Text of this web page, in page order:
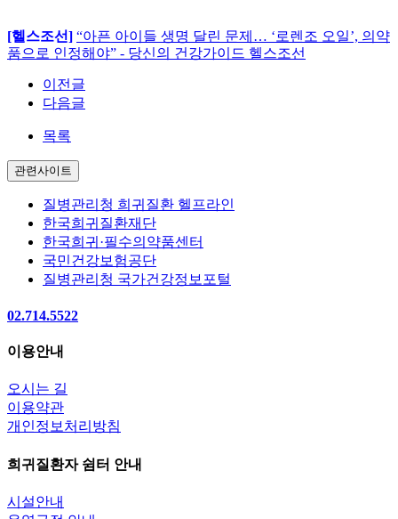
[헬스조선] “아픈 아이들 생명 달린 문제… ‘로렌조 오일’, 의약
품으로 인정해야” - 당신의 건강가이드 헬스조선
이전글
다음글
목록
관련사이트
질병관리청 희귀질환 헬프라인
한국희귀질환재단
한국희귀·필수의약품센터
국민건강보험공단
질병관리청 국가건강정보포털
02.714.5522
이용안내
오시는 길
이용약관
개인정보처리방침
희귀질환자 쉼터 안내
시설안내